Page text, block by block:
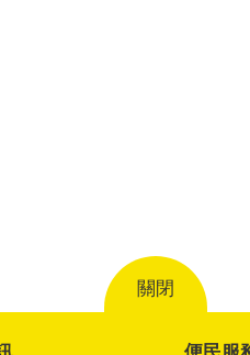
關閉